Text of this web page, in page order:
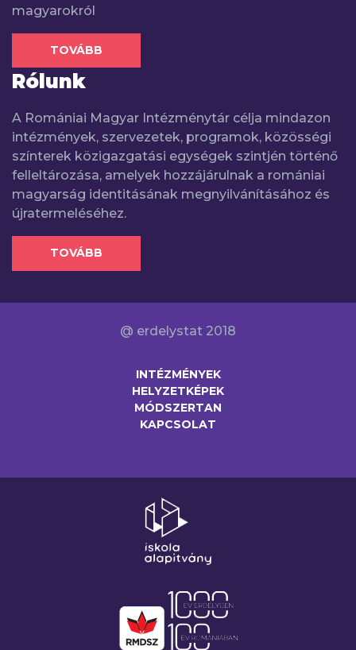
magyarokról
TOVÁBB
Rólunk
A Romániai Magyar Intézménytár célja mindazon
intézmények, szervezetek, programok, közösségi
színterek közigazgatási egységek szintjén történő
felleltározása, amelyek hozzájárulnak a romániai
magyarság identitásának megnyilvánításához és
újratermeléséhez.
TOVÁBB
@ erdelystat 2018
INTÉZMÉNYEK
HELYZETKÉPEK
MÓDSZERTAN
KAPCSOLAT